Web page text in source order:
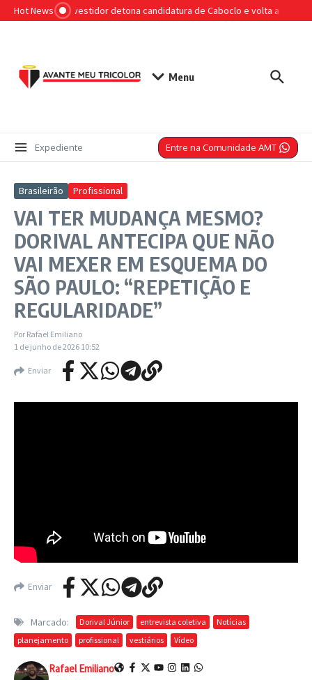
Ir para o conteúdo
Hot News
Playboy investidor detona candidatura de Caboclo e volta a tretar
Menu
Expediente Entre na Comunidade AMT
Brasileirão Profissional
VAI TER MUDANÇA MESMO?
DORIVAL ANTECIPA QUE NÃO
VAI MEXER EM ESQUEMA DO
SÃO PAULO: “REPETIÇÃO E
REGULARIDADE”
Por Rafael Emiliano
1 de junho de 2026 10:52
Enviar
Enviar
Marcado: Dorival Júnior entrevista coletiva
Notícias
planejamento
profissional vestiários Vídeo
Rafael Emiliano